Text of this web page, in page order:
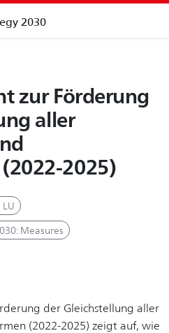
2030
zur Förderung
aller
2025)
LU
Measures
der Gleichstellung aller
(2022-2025) zeigt auf, wie